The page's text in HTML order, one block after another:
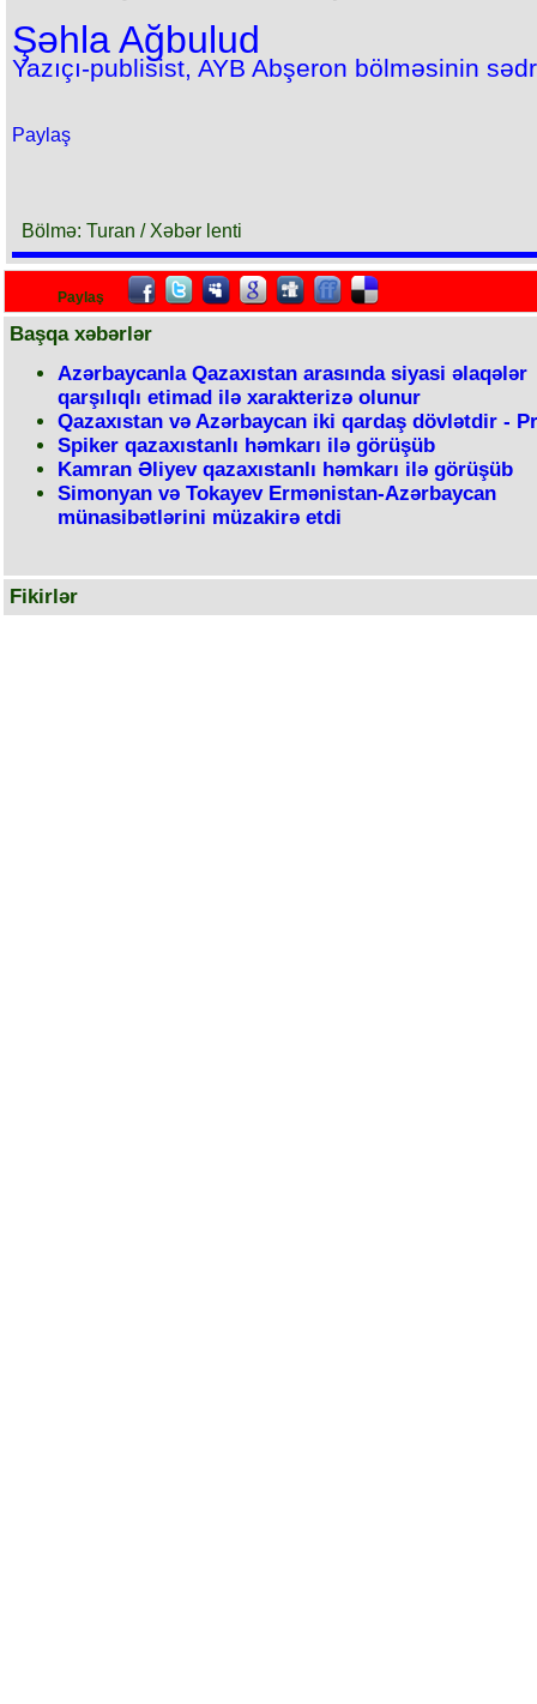
Şəhla Ağbulud
Yazıçı-publisist, AYB Abşeron bölməsinin
Paylaş
Bölmə: Turan / Xəbər lenti
Paylaş
Başqa xəbərlər
Azərbaycanla Qazaxıstan arasında siyasi əlaqələr
qarşılıqlı etimad ilə xarakterizə olunur
Qazaxıstan və Azərbaycan iki qardaş dövlətdir -
Spiker qazaxıstanlı həmkarı ilə görüşüb
Kamran Əliyev qazaxıstanlı həmkarı ilə görüşüb
Simonyan və Tokayev Ermənistan-Azərbaycan
münasibətlərini müzakirə etdi
Fikirlər